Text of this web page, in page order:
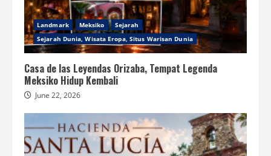
Landmark Meksiko
Sejarah
Sejarah Dunia, Wisata Eropa, Situs Warisan Dunia
Casa de las Leyendas Orizaba, Tempat Legenda
Meksiko Hidup Kembali
June 22, 2026